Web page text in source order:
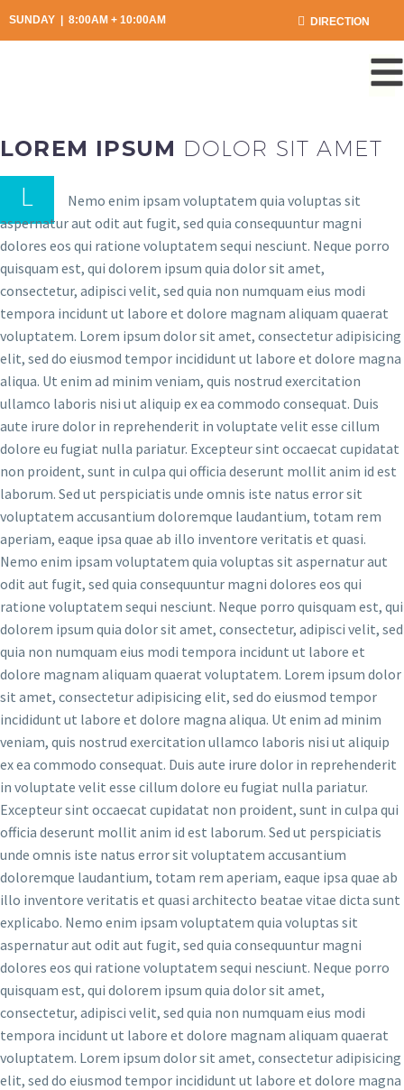
SUNDAY | 8:00AM + 10:00AM DIRECTION
LOREM IPSUM DOLOR SIT AMET
L
Nemo enim ipsam voluptatem quia voluptas sit
aspernatur aut odit aut fugit, sed quia consequuntur magni
dolores eos qui ratione voluptatem sequi nesciunt. Neque porro
quisquam est, qui dolorem ipsum quia dolor sit amet,
consectetur, adipisci velit, sed quia non numquam eius modi
tempora incidunt ut labore et dolore magnam aliquam quaerat
voluptatem. Lorem ipsum dolor sit amet, consectetur adipisicing
elit, sed do eiusmod tempor incididunt ut labore et dolore magna
aliqua. Ut enim ad minim veniam, quis nostrud exercitation
ullamco laboris nisi ut aliquip ex ea commodo consequat. Duis
aute irure dolor in reprehenderit in voluptate velit esse cillum
dolore eu fugiat nulla pariatur. Excepteur sint occaecat cupidatat
non proident, sunt in culpa qui officia deserunt mollit anim id est
laborum. Sed ut perspiciatis unde omnis iste natus error sit
voluptatem accusantium doloremque laudantium, totam rem
aperiam, eaque ipsa quae ab illo inventore veritatis et quasi.
Nemo enim ipsam voluptatem quia voluptas sit aspernatur aut
odit aut fugit, sed quia consequuntur magni dolores eos qui
ratione voluptatem sequi nesciunt. Neque porro quisquam est, qui
dolorem ipsum quia dolor sit amet, consectetur, adipisci velit, sed
quia non numquam eius modi tempora incidunt ut labore et
dolore magnam aliquam quaerat voluptatem. Lorem ipsum dolor
sit amet, consectetur adipisicing elit, sed do eiusmod tempor
incididunt ut labore et dolore magna aliqua. Ut enim ad minim
veniam, quis nostrud exercitation ullamco laboris nisi ut aliquip
ex ea commodo consequat. Duis aute irure dolor in reprehenderit
in voluptate velit esse cillum dolore eu fugiat nulla pariatur.
Excepteur sint occaecat cupidatat non proident, sunt in culpa qui
officia deserunt mollit anim id est laborum. Sed ut perspiciatis
unde omnis iste natus error sit voluptatem accusantium
doloremque laudantium, totam rem aperiam, eaque ipsa quae ab
illo inventore veritatis et quasi architecto beatae vitae dicta sunt
explicabo. Nemo enim ipsam voluptatem quia voluptas sit
aspernatur aut odit aut fugit, sed quia consequuntur magni
dolores eos qui ratione voluptatem sequi nesciunt. Neque porro
quisquam est, qui dolorem ipsum quia dolor sit amet,
consectetur, adipisci velit, sed quia non numquam eius modi
tempora incidunt ut labore et dolore magnam aliquam quaerat
voluptatem. Lorem ipsum dolor sit amet, consectetur adipisicing
elit, sed do eiusmod tempor incididunt ut labore et dolore magna